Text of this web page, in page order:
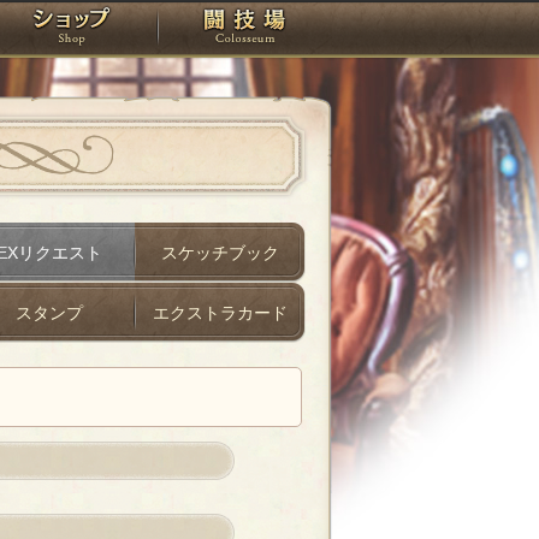
タジオ ショップ 闘技場
リクエスト スケッチブック
スタンプ エクストラカード